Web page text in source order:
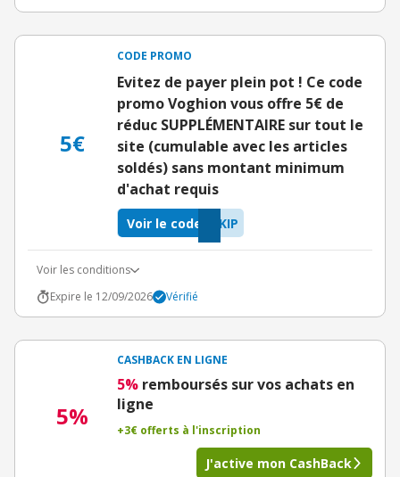
5€
CODE PROMO
Evitez de payer plein pot ! Ce code
promo Voghion vous offre 5€ de
réduc SUPPLÉMENTAIRE sur tout le
site (cumulable avec les articles
soldés) sans montant minimum
d'achat requis
KIP
Voir le code
Voir les conditions
Expire le 12/09/2026
Vérifié
5%
CASHBACK EN LIGNE
5% remboursés sur vos achats en
ligne
+3€ offerts à l'inscription
J'active mon CashBack